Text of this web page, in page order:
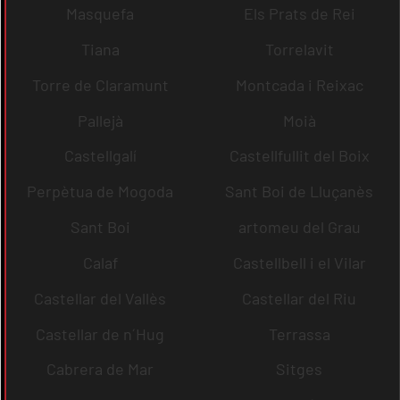
Masquefa
Els Prats de Rei
Tiana
Torrelavit
Torre de Claramunt
Montcada i Reixac
Pallejà
Moià
Castellgalí
Castellfullit del Boix
Perpètua de Mogoda
Sant Boi de Lluçanès
Sant Boi
artomeu del Grau
Calaf
Castellbell i el Vilar
Castellar del Vallès
Castellar del Riu
Castellar de n´Hug
Terrassa
Cabrera de Mar
Sitges